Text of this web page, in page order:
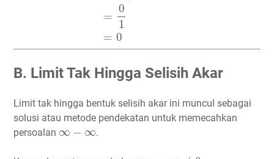
=
0
1
= 0
B. Limit Tak Hingga Selisih Akar
Limit tak hingga bentuk selisih akar ini muncul sebagai
solusi atau metode pendekatan untuk memecahkan
persoalan ∞ − ∞
∞− .